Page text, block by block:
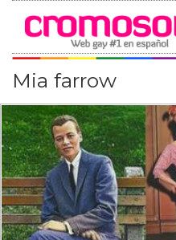
Mia farrow